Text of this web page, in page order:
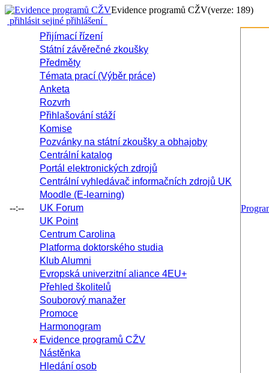
Evidence programů CŽV(verze: 189)
přihlásit sejiné přihlášení
--:--
Přijímací řízení
Státní závěrečné zkoušky
Předměty
Témata prací (Výběr práce)
Anketa
Rozvrh
Přihlašování stáží
Komise
Pozvánky na státní zkoušky a obhajoby
Centrální katalog
Portál elektronických zdrojů
Centrální vyhledávač informačních zdrojů UK
Moodle (E-learning)
UK Forum
UK Point
Centrum Carolina
Platforma doktorského studia
Klub Alumni
Evropská univerzitní aliance 4EU+
Přehled školitelů
Souborový manažer
Promoce
Harmonogram
x Evidence programů CŽV
Nástěnka
Hledání osob